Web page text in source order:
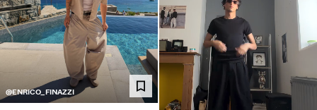
@ENRICO_FINAZZI